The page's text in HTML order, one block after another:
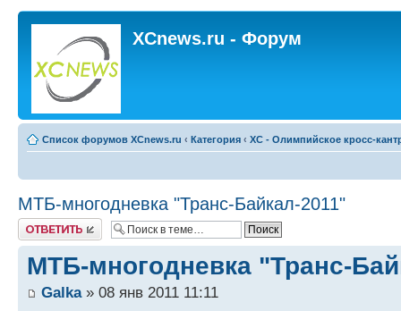
XCnews.ru - Форум
Список форумов XCnews.ru ‹ Категория ‹ XC - Олимпийское кросс-
МТБ-многодневка "Транс-Байкал-2011"
Ответить
МТБ-многодневка "Транс-
Galka» 08 янв 2011 11:11